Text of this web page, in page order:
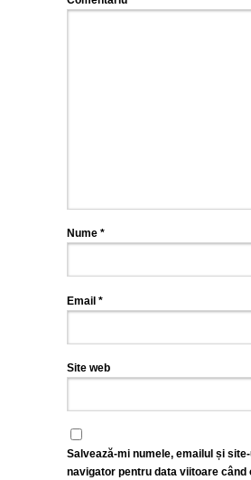
Nume *
Email *
Site web
Salvează-mi numele, emailul și
navigator pentru data viitoare când